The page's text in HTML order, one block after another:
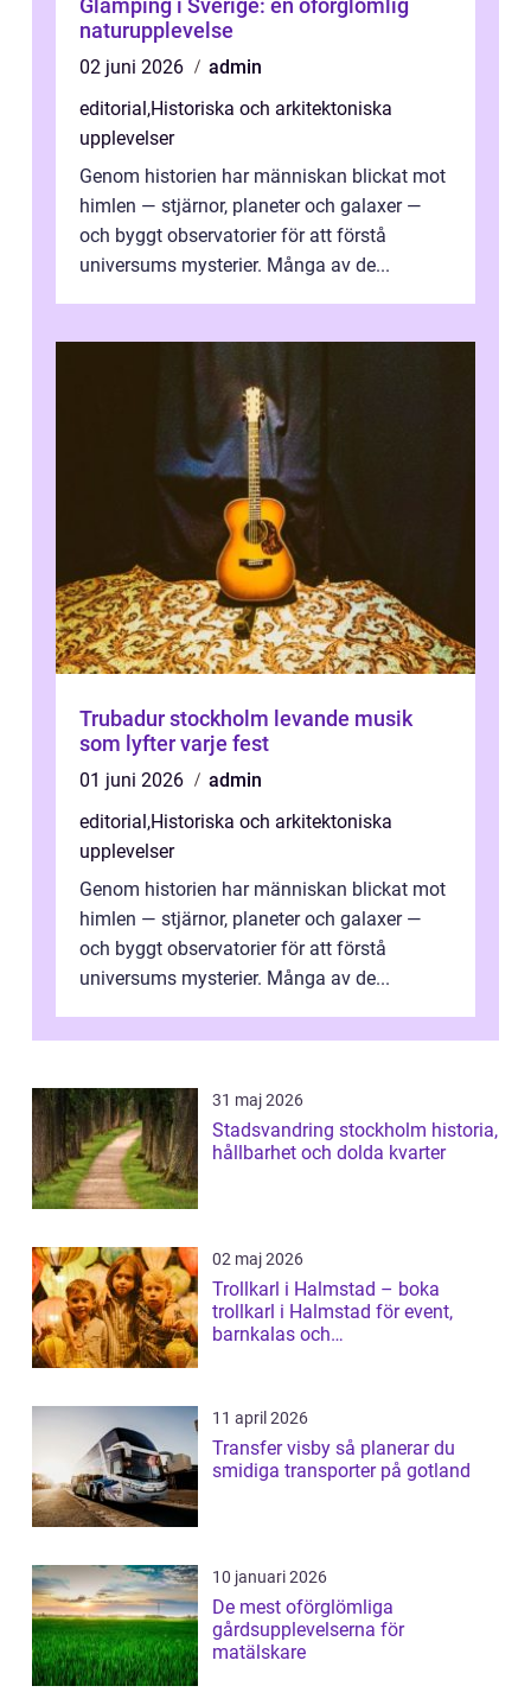
Glamping i Sverige: en oförglömlig
naturupplevelse
02 juni 2026
admin
editorial,Historiska och arkitektoniska
upplevelser
Genom historien har människan blickat mot
himlen — stjärnor, planeter och galaxer —
och byggt observatorier för att förstå
universums mysterier. Många av de...
Trubadur stockholm levande musik
som lyfter varje fest
01 juni 2026
admin
editorial,Historiska och arkitektoniska
upplevelser
Genom historien har människan blickat mot
himlen — stjärnor, planeter och galaxer —
och byggt observatorier för att förstå
universums mysterier. Många av de...
31 maj 2026
Stadsvandring stockholm historia,
hållbarhet och dolda kvarter
02 maj 2026
Trollkarl i Halmstad – boka
trollkarl i Halmstad för event,
barnkalas och
11 april 2026
Transfer visby så planerar du
smidiga transporter på gotland
10 januari 2026
De mest oförglömliga
gårdsupplevelserna för
matälskare